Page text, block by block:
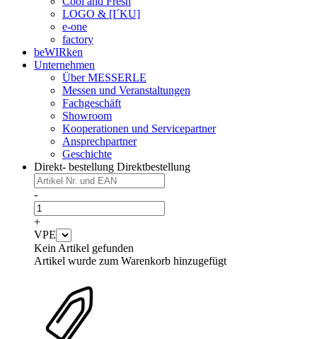
LOGO & [I´KU]
e-one
factory
beWIRken
Unternehmen
Über MESSERLE
Messen und Veranstaltungen
Fachgeschäft
Showroom
Kooperationen und Servicepartner
Ansprechpartner
Geschichte
Direkt- bestellung Direktbestellung
-
+
VPE
Kein Artikel gefunden
Artikel wurde zum Warenkorb hinzugefügt